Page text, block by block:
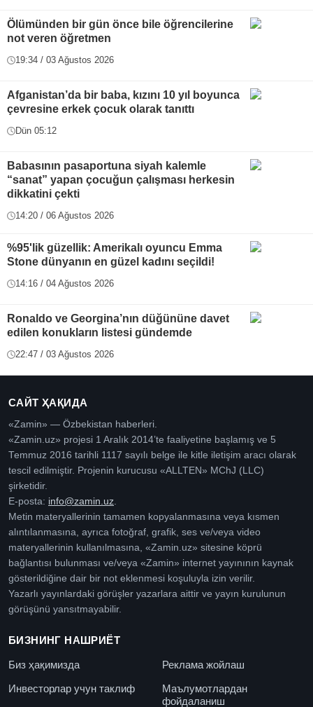
Ölümünden bir gün önce bile öğrencilerine
not veren öğretmen
19:34 / 03 Ağustos 2026
Afganistan’da bir baba, kızını 10 yıl boyunca
çevresine erkek çocuk olarak tanıttı
Dün 05:12
Babasının pasaportuna siyah kalemle
“sanat” yapan çocuğun çalışması herkesin
dikkatini çekti
14:20 / 06 Ağustos 2026
%95'lik güzellik: Amerikalı oyuncu Emma
Stone dünyanın en güzel kadını seçildi!
14:16 / 04 Ağustos 2026
Ronaldo ve Georgina’nın düğününe davet
edilen konukların listesi gündemde
22:47 / 03 Ağustos 2026
САЙТ ҲАҚИДА
«Zamin» — Özbekistan haberleri.
«Zamin.uz» projesi 1 Aralık 2014’te faaliyetine başlamış ve 5
Temmuz 2016 tarihli 1117 sayılı belge ile kitle iletişim aracı olarak
tescil edilmiştir. Projenin kurucusu «ALLTEN» MChJ (LLC)
şirketidir.
E-posta: info@zamin.uz.
Metin materyallerinin tamamen kopyalanmasına veya kısmen
alıntılanmasına, ayrıca fotoğraf, grafik, ses ve/veya video
materyallerinin kullanılmasına, «Zamin.uz» sitesine köprü
bağlantısı bulunması ve/veya «Zamin» internet yayınının kaynak
gösterildiğine dair bir not eklenmesi koşuluyla izin verilir.
Yazarlı yayınlardaki görüşler yazarlara aittir ve yayın kurulunun
görüşünü yansıtmayabilir.
БИЗНИНГ НАШРИЁТ
Биз ҳақимизда
Реклама жойлаш
Инвесторлар учун таклиф
Маълумотлардан
фойдаланиш